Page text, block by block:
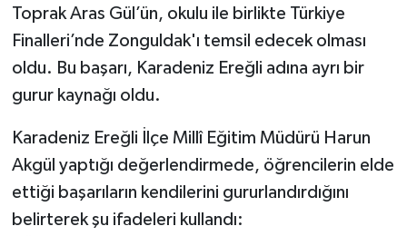
Toprak Aras Gül’ün, okulu ile birlikte Türkiye
Finalleri’nde Zonguldak'ı temsil edecek olması
oldu. Bu başarı, Karadeniz Ereğli adına ayrı bir
gurur kaynağı oldu.
Karadeniz Ereğli İlçe Millî Eğitim Müdürü Harun
Akgül yaptığı değerlendirmede, öğrencilerin elde
ettiği başarıların kendilerini gururlandırdığını
belirterek şu ifadeleri kullandı: